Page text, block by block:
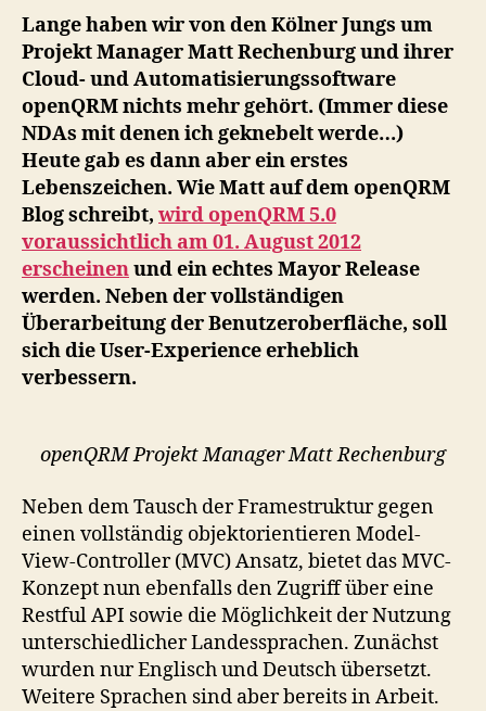
Lange haben wir von den Kölner Jungs um
Projekt Manager Matt Rechenburg und ihrer
Cloud- und Automatisierungssoftware
openQRM nichts mehr gehört. (Immer diese
NDAs mit denen ich geknebelt werde…)
Heute gab es dann aber ein erstes
Lebenszeichen. Wie Matt auf dem openQRM
Blog schreibt, wird openQRM 5.0
voraussichtlich am 01. August 2012
erscheinenund ein echtes Mayor Release
werden. Neben der vollständigen
Überarbeitung der Benutzeroberfläche, soll
sich die User-Experience erheblich
verbessern.
openQRM Projekt Manager Matt Rechenburg
Neben dem Tausch der Framestruktur gegen
einen vollständig objektorientieren Model-
View-Controller (MVC) Ansatz, bietet das MVC-
Konzept nun ebenfalls den Zugriff über eine
Restful API sowie die Möglichkeit der Nutzung
unterschiedlicher Landessprachen. Zunächst
wurden nur Englisch und Deutsch übersetzt.
Weitere Sprachen sind aber bereits in Arbeit.